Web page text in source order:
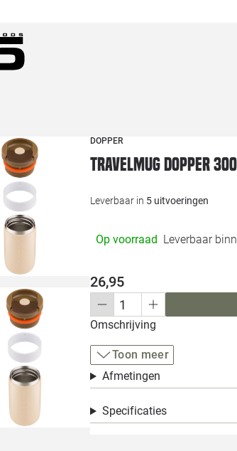
DOPPER
Travelmug Dopper
Leverbaar in 5 uitvoeringen
Op voorraad Leverbaar
26,95
Omschrijving
Toon meer
Afmetingen
Specificaties